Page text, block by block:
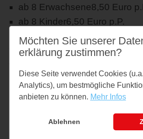
ab 8 Erwachsene8,50 Euro
ab 8 Kinder6,50 Euro p.P.
*Ein Betreuer pro angefangene
Links
Möchten Sie unserer
erklärung zustimmen?
Diese Seite verwendet Cookies
Analytics), um bestmögliche
anbieten zu können. Mehr Infos
Ablehnen